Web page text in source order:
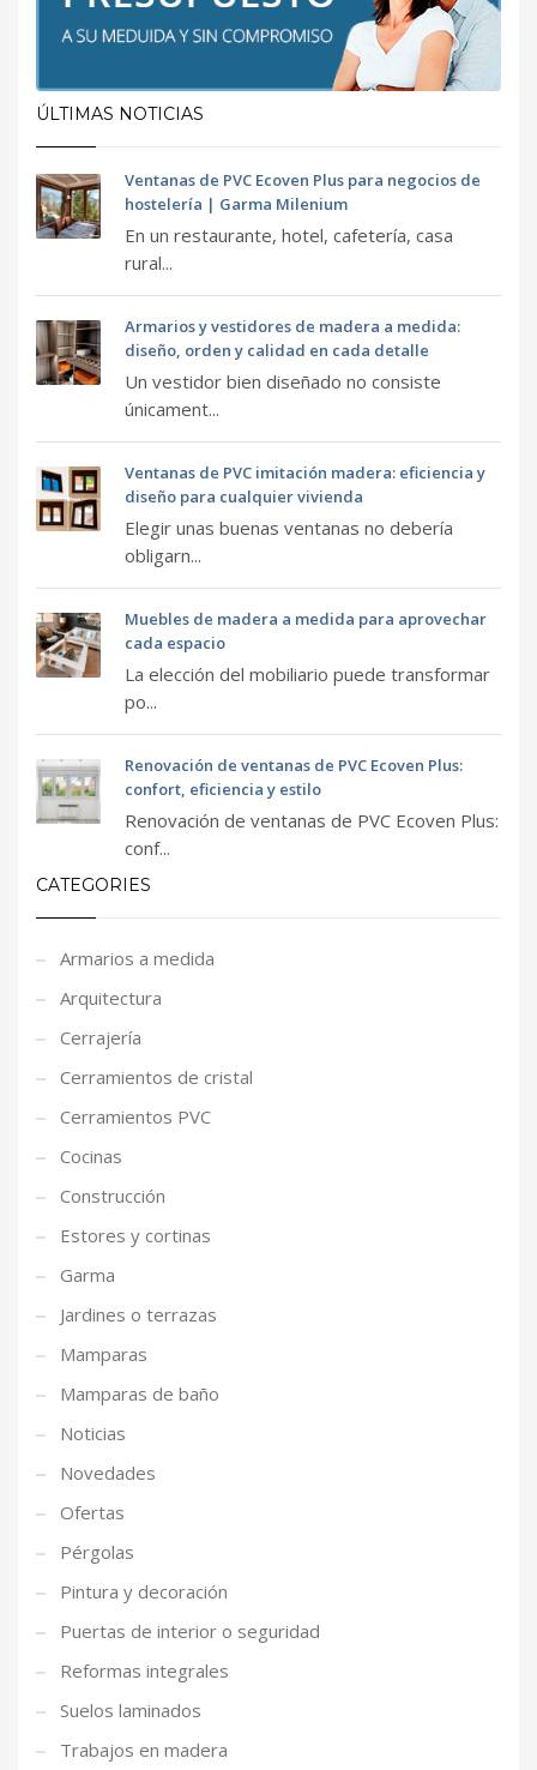
ÚLTIMAS NOTICIAS
Ventanas de PVC Ecoven Plus para negocios de
hostelería | Garma Milenium
En un restaurante, hotel, cafetería, casa
rural...
Armarios y vestidores de madera a medida:
diseño, orden y calidad en cada detalle
Un vestidor bien diseñado no consiste
únicament...
Ventanas de PVC imitación madera: eficiencia y
diseño para cualquier vivienda
Elegir unas buenas ventanas no debería
obligarn...
Muebles de madera a medida para aprovechar
cada espacio
La elección del mobiliario puede transformar
po...
Renovación de ventanas de PVC Ecoven Plus:
confort, eficiencia y estilo
Renovación de ventanas de PVC Ecoven Plus:
conf...
CATEGORIES
Armarios a medida
Arquitectura
Cerrajería
Cerramientos de cristal
Cerramientos PVC
Cocinas
Construcción
Estores y cortinas
Garma
Jardines o terrazas
Mamparas
Mamparas de baño
Noticias
Novedades
Ofertas
Pérgolas
Pintura y decoración
Puertas de interior o seguridad
Reformas integrales
Suelos laminados
Trabajos en madera